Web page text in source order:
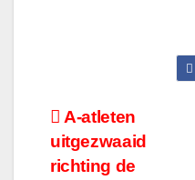
Bericht
navigatie
A-atleten
uitgezwaaid
richting de